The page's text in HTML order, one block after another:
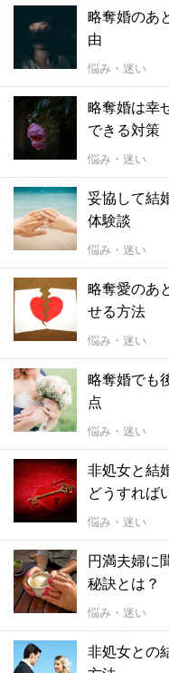
略奪婚のあ
由
悩み・迷い
略奪婚は幸
できる対策
悩み・迷い
妥協して結
体験談
悩み・迷い
略奪愛のあ
せる方法
悩み・迷い
略奪婚でも
点
悩み・迷い
非処女と結
どうすれば
悩み・迷い
円満夫婦に
秘訣とは？
悩み・迷い
非処女との